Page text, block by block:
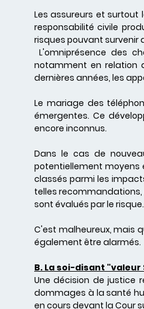
Les assureurs et
responsabilité civile
risques pouvant survenir
L'omniprésence des
notamment en relation
dernières années, les
Le mariage des
émergentes. Ce
encore inconnus.
Dans le cas de
potentiellement moyens
classés parmi les
telles
sont évalués par le risque.
C'est malheureux, mais
également être alarmés.
B. La soi-disant
Une décision de justice
dommages à la santé
en cours devant la Cour